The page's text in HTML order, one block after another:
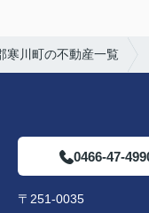
寒川町の不動産一覧
0466-47-
〒251-0035